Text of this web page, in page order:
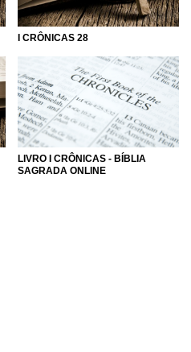
I CRÔNICAS 28
LIVRO I CRÔNICAS - BÍBLIA
SAGRADA ONLINE